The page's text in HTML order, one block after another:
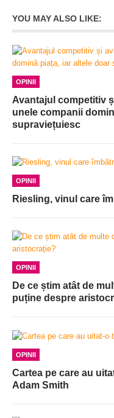
YOU MAY ALSO LIKE:
OPINII
Avantajul competitiv
unele companii
supraviețuiesc
OPINII
Riesling, vinul care
OPINII
De ce știm atât de
puține despre
OPINII
Cartea pe care au
Adam Smith